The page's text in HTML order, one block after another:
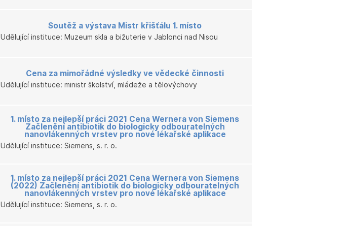
Soutěž a výstava Mistr křišťálu 1. místo
Udělující instituce: Muzeum skla a bižuterie v Jablonci nad Nisou
Cena za mimořádné výsledky ve vědecké činnosti
Udělující instituce: ministr školství, mládeže a tělovýchovy
1. místo za nejlepší práci 2021 Cena Wernera von Siemens
Začlenění antibiotik do biologicky odbouratelných
nanovlákenných vrstev pro nové lékařské aplikace
Udělující instituce: Siemens, s. r. o.
1. místo za nejlepší práci 2021 Cena Wernera von Siemens
(2022) Začlenění antibiotik do biologicky odbouratelných
nanovlákenných vrstev pro nové lékařské aplikace
Udělující instituce: Siemens, s. r. o.